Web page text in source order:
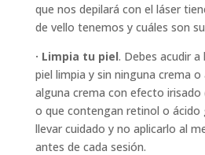
que nos depilará con el láser
de vello tenemos y cuáles son
· Limpia tu piel. Debes acudir a
piel limpia y sin ninguna crema
alguna crema con efecto
o que contengan retinol o ácido
llevar cuidado y no aplicarlo al
antes de cada sesión.